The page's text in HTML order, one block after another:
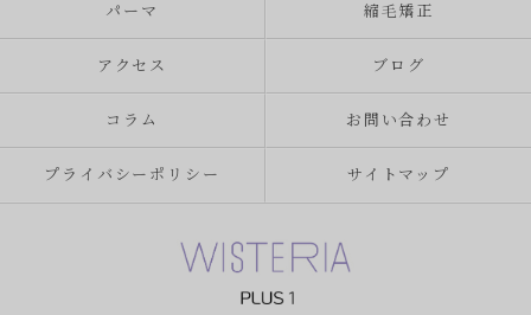
パーマ 縮毛矯正
アクセス ブログ
コラム お問い合わせ
プライバシーポリシー サイトマップ